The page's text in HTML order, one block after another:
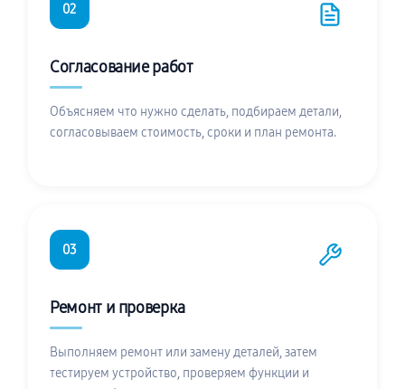
02
Согласование работ
Объясняем что нужно сделать, подбираем детали,
согласовываем стоимость, сроки и план ремонта.
03
Ремонт и проверка
Выполняем ремонт или замену деталей, затем
тестируем устройство, проверяем функции и